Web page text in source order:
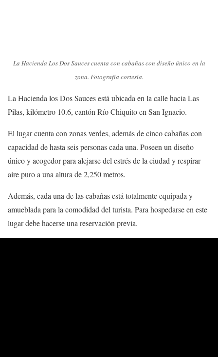
La Hacienda Los Dos Sauces cuenta con cabañas con diseño único en la
zona. Fotografía cortesía.
La Hacienda los Dos Sauces está ubicada en la calle hacia Las
Pilas, kilómetro 10.6, cantón Río Chiquito en San Ignacio.
El lugar cuenta con zonas verdes, además de cinco cabañas con
capacidad de hasta seis personas cada una. Poseen un diseño
único y acogedor para alejarse del estrés de la ciudad y respirar
aire puro a una altura de 2,250 metros.
Además, cada una de las cabañas está totalmente equipada y
amueblada para la comodidad del turista. Para hospedarse en este
lugar debe hacerse una reservación previa.